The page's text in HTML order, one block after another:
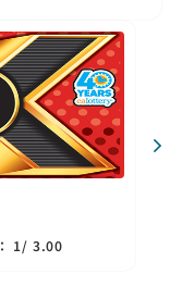
1/ 3.00